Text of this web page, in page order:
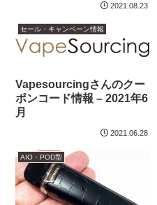
2021.08.23
セール・キャンペーン情報
Vapesourcingさんのクー
ポンコード情報 – 2021年6
月
2021.06.28
AIO・POD型